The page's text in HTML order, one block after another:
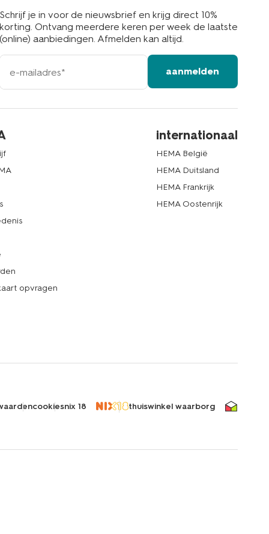
je in voor de nieuwsbrief en krijg direct 10%
Ontvang meerdere keren per week de laatste
aanbiedingen. Afmelden kan altijd.
aanmelden
opvragen
internationaal
HEMA België
HEMA Duitsland
HEMA Frankrijk
HEMA Oostenrijk
cookiesnix 18 thuiswinkel waarborg